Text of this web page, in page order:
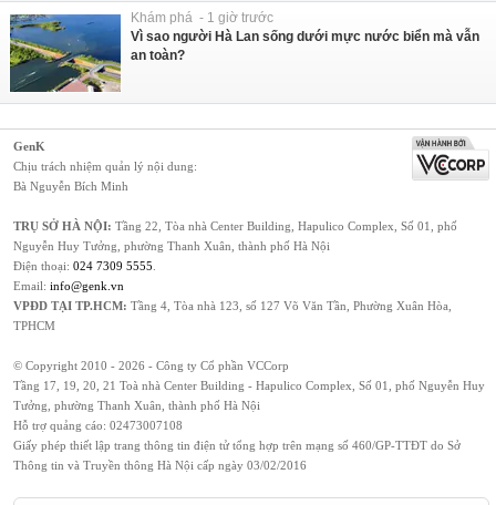
Khám phá - 1 giờ trước
Vì sao người Hà Lan sống dưới mực nước biển mà vẫn
an toàn?
GenK
Chịu trách nhiệm quản lý nội dung:
Bà Nguyễn Bích Minh
TRỤ SỞ HÀ NỘI: Tầng 22, Tòa nhà Center Building, Hapulico Complex, Số 01, phố
Nguyễn Huy Tưởng, phường Thanh Xuân, thành phố Hà Nội
Điện thoại: 024 7309 5555.
Email: info@genk.vn
VPĐD TẠI TP.HCM: Tầng 4, Tòa nhà 123, số 127 Võ Văn Tần, Phường Xuân Hòa,
TPHCM
© Copyright 2010 - 2026 - Công ty Cổ phần VCCorp
Tầng 17, 19, 20, 21 Toà nhà Center Building - Hapulico Complex, Số 01, phố Nguyễn Huy
Tưởng, phường Thanh Xuân, thành phố Hà Nội
Hỗ trợ quảng cáo: 02473007108
Giấy phép thiết lập trang thông tin điện tử tổng hợp trên mạng số 460/GP-TTĐT do Sở
Thông tin và Truyền thông Hà Nội cấp ngày 03/02/2016